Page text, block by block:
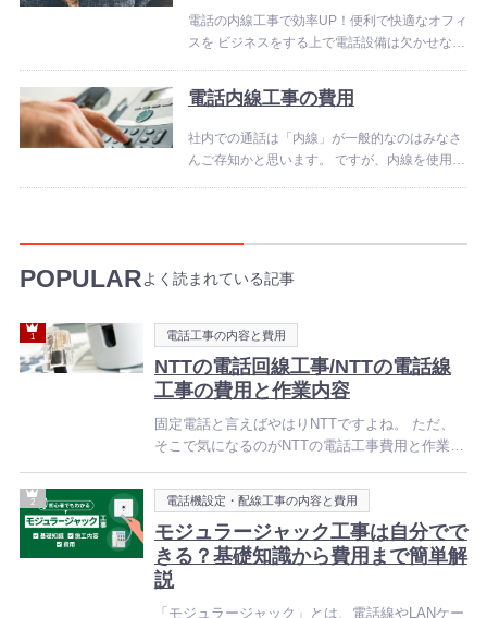
電話の内線工事で効率UP！便利で快適なオフィ
スを ビジネスをする上で電話設備は欠かせない
ジネスフォン」が選ばれるのはどうしてでしょ
う？ それはビジネスフォンでは「内線」が使え
る...
電話内線工事の費用
社内での通話は「内線」が一般的なのはみなさ
んご存知かと思います。 ですが、内線を使用す
は、「...
POPULARよく読まれている記事
NTTの電話回線工事/NTTの電話線
工事の費用と作業内容
カ
テ
ゴ
リ
ー
電話工事の内容と費用
固定電話と言えばやはりNTTですよね。 ただ、
そこで気になるのがNTTの電話工事費用と作業内
な工
モジュラージャック工事は自分でで
きる？基礎知識から費用まで簡単解
説
カ
テ
ゴ
リ
ー
電話機設定・配線工事の内容と費用
「モジュラージャック」とは、電話線やLANケー